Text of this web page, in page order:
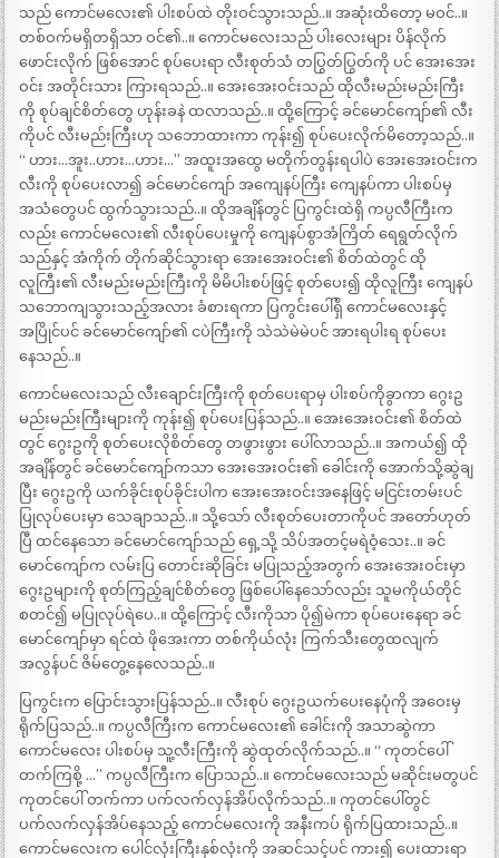
သည် ကောင်မလေး၏ ပါးစပ်ထဲ တိုးဝင်သွားသည်..။ အဆုံးထိတော့ မဝင်..။
တစ်ဝက်မရှိတရှိသာ ဝင်၏..။ ကောင်မလေးသည် ပါးလေးများ ပိန်လိုက်
ဖောင်းလိုက် ဖြစ်အောင် စုပ်ပေးရာ လီးစုတ်သံ တပြွတ်ပြွတ်ကို ပင် အေးအေး
ဝင်း အတိုင်းသား ကြားရသည်..။ အေးအေးဝင်းသည် ထိုလီးမည်းမည်းကြီး
ကို စုပ်ချင်စိတ်တွေ ဟုန်းခနဲ ထလာသည်..။ ထို့ကြောင့် ခင်မောင်ကျော်၏ လီး
ကိုပင် လီးမည်းကြီးဟု သဘောထားကာ ကုန်း၍ စုပ်ပေးလိုက်မိတော့သည်..။
“ ဟား…အူး..ဟား…ဟား…” အထူးအထွေ မတိုက်တွန်းရပါပဲ အေးအေးဝင်းက
လီးကို စုပ်ပေးလာ၍ ခင်မောင်ကျော် အကျေနပ်ကြီး ကျေနပ်ကာ ပါးစပ်မှ
အသံတွေပင် ထွက်သွားသည်..။ ထိုအချိန်တွင် ပြကွင်းထဲရှိ ကပ္ပလီကြီးက
လည်း ကောင်မလေး၏ လီးစုပ်ပေးမှုကို ကျေနပ်စွာအံကြိတ် ရေရွတ်လိုက်
သည်နှင့် အံကိုက် တိုက်ဆိုင်သွားရာ အေးအေးဝင်း၏ စိတ်ထဲတွင် ထို
လူကြီး၏ လီးမည်းမည်းကြီးကို မိမိပါးစပ်ဖြင့် စုတ်ပေး၍ ထိုလူကြီး ကျေနပ်
သဘောကျသွားသည့်အလား ခံစားရကာ ပြကွင်းပေါ်ရှိ ကောင်မလေးနှင့်
အပြိုင်ပင် ခင်မောင်ကျော်၏ ငပဲကြီးကို သဲသဲမဲမဲပင် အားရပါးရ စုပ်ပေး
နေသည်..။
ကောင်မလေးသည် လီးချောင်းကြီးကို စုတ်ပေးရာမှ ပါးစပ်ကိုခွာကာ ဂွေးဥ
မည်းမည်းကြီးများကို ကုန်း၍ စုပ်ပေးပြန်သည်..။ အေးအေးဝင်း၏ စိတ်ထဲ
တွင် ဂွေးဥကို စုတ်ပေးလိုစိတ်တွေ တဖွားဖွား ပေါ်လာသည်..။ အကယ်၍ ထို
အချိန်တွင် ခင်မောင်ကျော်ကသာ အေးအေးဝင်း၏ ခေါင်းကို အောက်သို့ဆွဲချ
ပြီး ဂွေးဥကို ယက်ခိုင်းစုပ်ခိုင်းပါက အေးအေးဝင်းအနေဖြင့် မငြင်းတမ်းပင်
ပြုလုပ်ပေးမှာ သေချာသည်..။ သို့သော် လီးစုတ်ပေးတာကိုပင် အတော်ဟုတ်
ပြီ ထင်နေသော ခင်မောင်ကျော်သည် ရှေ့သို့ သိပ်အတင့်မရဲဝံ့သေး..။ ခင်
မောင်ကျော်က လမ်းပြ တောင်းဆိုခြင်း မပြုသည့်အတွက် အေးအေးဝင်းမှာ
ဂွေးဥများကို စုတ်ကြည့်ချင်စိတ်တွေ ဖြစ်ပေါ်နေသော်လည်း သူမကိုယ်တိုင်
စတင်၍ မပြုလုပ်ရဲပေ..။ ထို့ကြောင့် လီးကိုသာ ပို၍မဲကာ စုပ်ပေးနေရာ ခင်
မောင်ကျော်မှာ ရင်ထဲ ဖိုအေးကာ တစ်ကိုယ်လုံး ကြက်သီးတွေထလျက်
အလွန်ပင် ဇိမ်တွေ့နေလေသည်..။
ပြကွင်းက ပြောင်းသွားပြန်သည်..။ လီးစုပ် ဂွေးဥယက်ပေးနေပုံကို အဝေးမှ
ရိုက်ပြသည်..။ ကပ္ပလီကြီးက ကောင်မလေး၏ ခေါင်းကို အသာဆွဲကာ
ကောင်မလေး ပါးစပ်မှ သူ့လီးကြီးကို ဆွဲထုတ်လိုက်သည်..။ “ ကုတင်ပေါ်
တက်ကြစို့ …” ကပ္ပလီကြီးက ပြောသည်..။ ကောင်မလေးသည် မဆိုင်းမတွပင်
ကုတင်ပေါ် တက်ကာ ပက်လက်လှန်အိပ်လိုက်သည်..။ ကုတင်ပေါ်တွင်
ပက်လက်လှန်အိပ်နေသည့် ကောင်မလေးကို အနီးကပ် ရိုက်ပြထားသည်..။
ကောင်မလေးက ပေါင်လုံးကြီးနှစ်လုံးကို အဆင်သင့်ပင် ကား၍ ပေးထားရာ